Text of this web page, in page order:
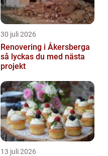
30 juli 2026
Renovering i Åkersberga
så lyckas du med nästa
projekt
13 juli 2026